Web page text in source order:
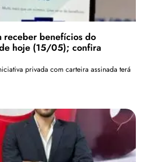
receber benefícios do
hoje (15/05); confira
privada com carteira assinada terá